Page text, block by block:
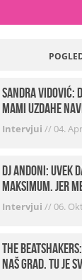
Sandra Vidović:
mami uzdahe
Intervjui //04.
Dj Andoni: Uvek
maksimum, jer
muzika pokreće
Intervjui //06.
The
naš grad, tu je